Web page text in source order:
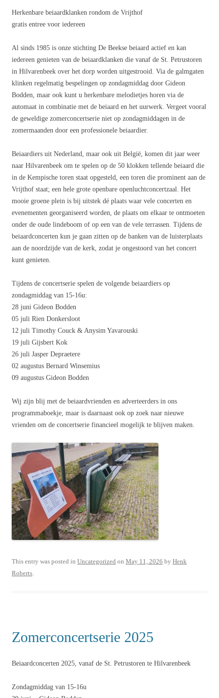
Herkenbare beiaardklanken rondom de Vrijthof
gratis entree voor iedereen
Al sinds 1985 is onze stichting De Beekse beiaard actief en kan
iedereen genieten van de beiaardklanken die vanaf de St. Petrustoren
in Hilvarenbeek over het dorp worden uitgestrooid. Via de galmgaten
klinken regelmatig bespelingen op zondagmiddag door Gideon
Bodden, maar ook kunt u herkenbare melodietjes horen via de
automaat in combinatie met de beiaard en het uurwerk. Vergeet vooral
de geweldige zomerconcertserie niet op zondagmiddagen in de
zomermaanden door een professionele beiaardier.
Beiaardiers uit Nederland, maar ook uit België, komen dit jaar weer
naar Hilvarenbeek om te spelen op de 50 klokken tellende beiaard die
in de Kempische toren staat opgesteld, een toren die prominent aan de
Vrijthof staat; een hele grote openbare openluchtconcertzaal. Het
mooie groene plein is bij uitstek dé plaats waar vele concerten en
evenementen georganiseerd worden, de plaats om elkaar te ontmoeten
onder de oude lindeboom of op een van de vele terrassen. Tijdens de
beiaardconcerten kun je gaan zitten op de banken van de luisterplaats
aan de noordzijde van de kerk, zodat je ongestoord van het concert
kunt genieten.
Tijdens de concertserie spelen de volgende beiaardiers op
zondagmiddag van 15-16u:
28 juni Gideon Bodden
05 juli Rien Donkersloot
12 juli Timothy Couck & Anysim Yavarouski
19 juli Gijsbert Kok
26 juli Jasper Depraetere
02 augustus Bernard Winsemius
09 augustus Gideon Bodden
Wij zijn blij met de beiaardvrienden en adverteerders in ons
programmaboekje, maar is daarnaast ook op zoek naar nieuwe
vrienden om de concertserie financieel mogelijk te blijven maken.
This entry was posted in Uncategorized on May 11, 2026 by Henk
Roberts
Zomerconcertserie 2025
Beiaardconcerten 2025, vanaf de St. Petrustoren te Hilvarenbeek
Zondagmiddag van 15-16u